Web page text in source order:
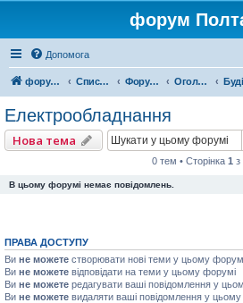
форум
Допомога
форум Полтави Список форумів Форум міста Полтава Оголошення міста Полтава
Електрообладнання
Нова тема
0 тем • Сторінка 1 з
В цьому форумі немає повідомлень.
ПРАВА ДОСТУПУ
Ви не можете створювати нові теми у цьому
Ви не можете відповідати на теми у цьому форумі
Ви не можете редагувати ваші повідомлення у
Ви не можете видаляти ваші повідомлення у